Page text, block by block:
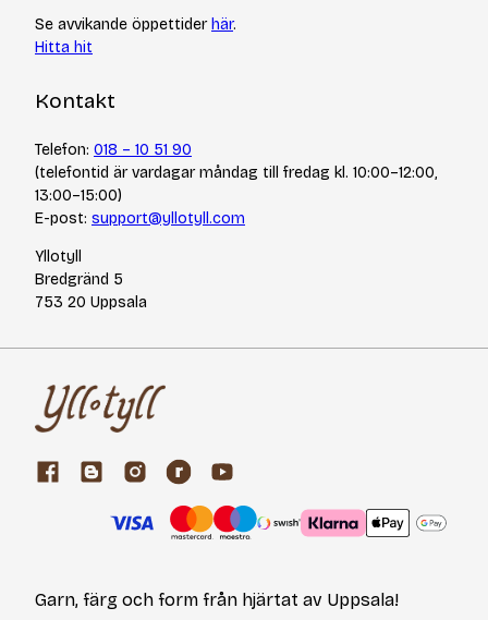
Se avvikande öppettider här.
Hitta hit
Kontakt
Telefon: 018 – 10 51 90
(telefontid är vardagar måndag till fredag kl. 10:00–12:00,
13:00–15:00)
E-post: support@yllotyll.com
Yllotyll
Bredgränd 5
753 20 Uppsala
Garn, färg och form från hjärtat av Uppsala!